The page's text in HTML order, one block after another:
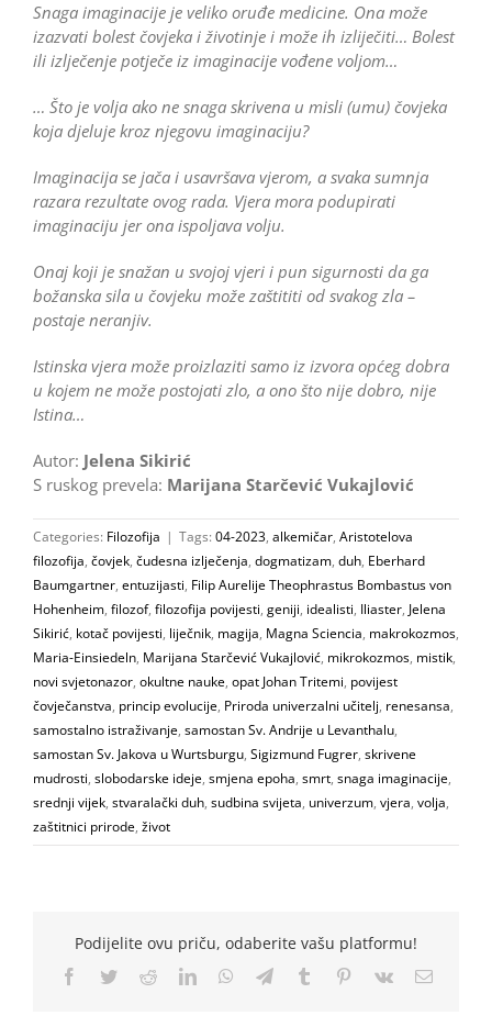
Snaga imaginacije je veliko oruđe medicine. Ona može
izazvati bolest čovjeka i životinje i može ih izliječiti… Bolest
ili izlječenje potječe iz imaginacije vođene voljom…
… Što je volja ako ne snaga skrivena u misli (umu) čovjeka
koja djeluje kroz njegovu imaginaciju?
Imaginacija se jača i usavršava vjerom, a svaka sumnja
razara rezultate ovog rada. Vjera mora podupirati
imaginaciju jer ona ispoljava volju.
Onaj koji je snažan u svojoj vjeri i pun sigurnosti da ga
božanska sila u čovjeku može zaštititi od svakog zla –
postaje neranjiv.
Istinska vjera može proizlaziti samo iz izvora općeg dobra
u kojem ne može postojati zlo, a ono što nije dobro, nije
Istina…
Autor: Jelena Sikirić
S ruskog prevela: Marijana Starčević Vukajlović
Categories: Filozofija | Tags: 04-2023, alkemičar, Aristotelova
filozofija, čovjek, čudesna izlječenja, dogmatizam, duh, Eberhard
Baumgartner, entuzijasti, Filip Aurelije Theophrastus Bombastus von
Hohenheim, filozof, filozofija povijesti, geniji, idealisti, Iliaster, Jelena
Sikirić, kotač povijesti, liječnik, magija, Magna Sciencia, makrokozmos,
Maria-Einsiedeln, Marijana Starčević Vukajlović, mikrokozmos, mistik,
novi svjetonazor, okultne nauke, opat Johan Tritemi, povijest
čovječanstva, princip evolucije, Priroda univerzalni učitelj, renesansa,
samostalno istraživanje, samostan Sv. Andrije u Levanthalu,
samostan Sv. Jakova u Wurtsburgu, Sigizmund Fugrer, skrivene
mudrosti, slobodarske ideje, smjena epoha, smrt, snaga imaginacije,
srednji vijek, stvaralački duh, sudbina svijeta, univerzum, vjera, volja,
zaštitnici prirode, život
Podijelite ovu priču, odaberite vašu platformu!
Facebook
TwitterRedditLinkedInWhatsApp
TelegramTumblr Pinterest
Vk Email